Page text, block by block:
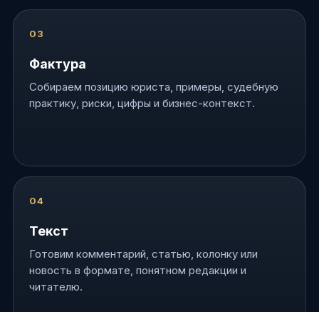
Фактура
Собираем позицию юриста, примеры, судебную
практику, риски, цифры и бизнес-контекст.
Текст
Готовим комментарий, статью, колонку или
новость в формате, понятном редакции и
читателю.